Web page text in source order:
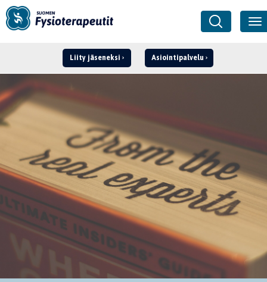
Liity jäseneksi Asiointipalvelu